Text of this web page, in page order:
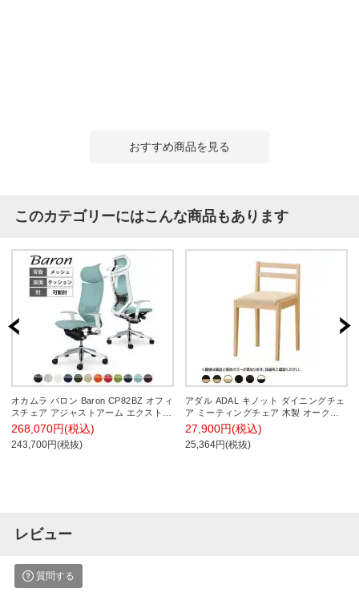
おすすめ商品を見る
このカテゴリーにはこんな商品もあります
オカムラ バロン Baron CP82BZ オフィ
スチェア アジャストアーム エクストラ
ハイバック アルミ脚 可動ヘッドレスト
スタンダートメッシュ ランバーサポー
ト付き ハンガー付き 背メッシュ 座面
268,070円(税込)
243,700円(税抜)
アダル ADAL キノット ダイニングチェ
ア ミーティングチェア 木製 オーク材
アイコン PVCレザー 抗菌 防汚 幅380×
奥行440×高さ700mm カフェ レストラ
ン ホテル
27,900円(税込)
25,364円(税抜)
レビュー
質問する